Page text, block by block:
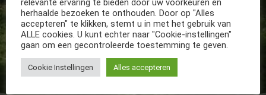
relevante ervaring te bieden door uw voorkeuren en
herhaalde bezoeken te onthouden. Door op "Alles
accepteren" te klikken, stemt u in met het gebruik van
ALLE cookies. U kunt echter naar "Cookie-instellingen"
gaan om een gecontroleerde toestemming te geven.
Cookie Instellingen Alles accepteren